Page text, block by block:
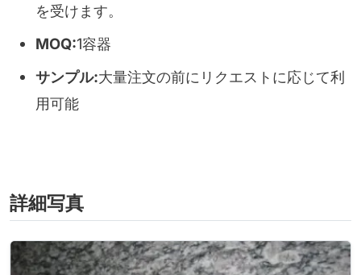
を受けます。
MOQ:1容器
サンプル:大量注文の前にリクエストに応じて利
用可能
詳細写真